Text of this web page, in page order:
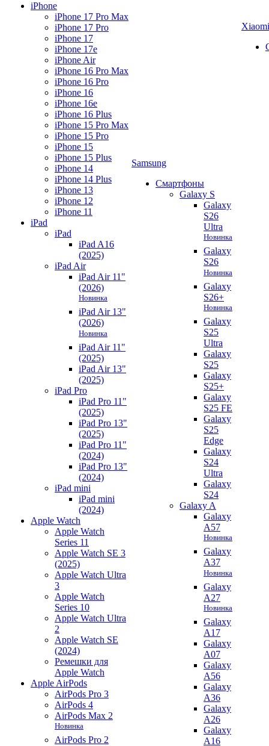
iPhone
iPhone 17 Pro Max
iPhone 17 Pro
iPhone 17
iPhone 17e
iPhone Air
iPhone 16 Pro Max
iPhone 16 Pro
iPhone 16
iPhone 16e
iPhone 16 Plus
iPhone 15 Pro Max
iPhone 15 Pro
iPhone 15
iPhone 15 Plus
iPhone 14
iPhone 14 Plus
iPhone 13
iPhone 12
iPhone 11
iPad
iPad
iPad A16
(2025)
iPad Air
iPad Air 11"
(2026)
Новинка
iPad Air 13"
(2026)
Новинка
iPad Air 11"
(2025)
iPad Air 13"
(2025)
iPad Pro
iPad Pro 11"
(2025)
iPad Pro 13"
(2025)
iPad Pro 11"
(2024)
iPad Pro 13"
(2024)
iPad mini
iPad mini
(2024)
Apple Watch
Apple Watch
Series 11
Apple Watch SE 3
(2025)
Apple Watch Ultra
3
Apple Watch
Series 10
Apple Watch Ultra
2
Apple Watch SE
(2024)
Ремешки для
Apple Watch
Apple AirPods
AirPods Pro 3
AirPods 4
AirPods Max 2
Новинка
AirPods Pro 2
Samsung
Смартфоны
Galaxy S
Galaxy
S26
Ultra
Новинка
Galaxy
S26
Новинка
Galaxy
S26+
Новинка
Galaxy
S25
Ultra
Galaxy
S25
Galaxy
S25+
Galaxy
S25 FE
Galaxy
S25
Edge
Galaxy
S24
Ultra
Galaxy
S24
Galaxy A
Galaxy
A57
Новинка
Galaxy
A37
Новинка
Galaxy
A27
Новинка
Galaxy
A17
Galaxy
A07
Galaxy
A56
Galaxy
A36
Galaxy
A26
Galaxy
A16
Xiaomi